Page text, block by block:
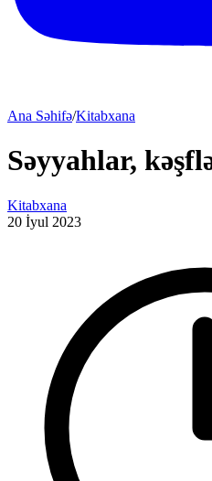
Ana Səhifə/Kitabxana
Səyyahlar,
Kitabxana
20 İyul 2023